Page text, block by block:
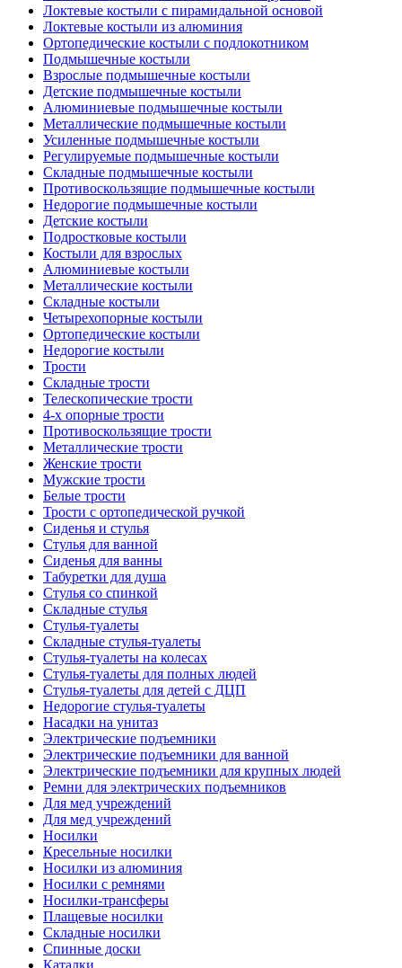
Локтевые костыли с пирамидальной основой
Локтевые костыли из алюминия
Ортопедические костыли с подлокотником
Подмышечные костыли
Взрослые подмышечные костыли
Детские подмышечные костыли
Алюминиевые подмышечные костыли
Металлические подмышечные костыли
Усиленные подмышечные костыли
Регулируемые подмышечные костыли
Складные подмышечные костыли
Противоскользящие подмышечные костыли
Недорогие подмышечные костыли
Детские костыли
Подростковые костыли
Костыли для взрослых
Алюминиевые костыли
Металлические костыли
Складные костыли
Четырехопорные костыли
Ортопедические костыли
Недорогие костыли
Трости
Складные трости
Телескопические трости
4-х опорные трости
Противоскользящие трости
Металлические трости
Женские трости
Мужские трости
Белые трости
Трости с ортопедической ручкой
Сиденья и стулья
Стулья для ванной
Сиденья для ванны
Табуретки для душа
Стулья со спинкой
Складные стулья
Стулья-туалеты
Складные стулья-туалеты
Стулья-туалеты на колесах
Стулья-туалеты для полных людей
Стулья-туалеты для детей с ДЦП
Недорогие стулья-туалеты
Насадки на унитаз
Электрические подъемники
Электрические подъемники для ванной
Электрические подъемники для крупных людей
Ремни для электрических подъемников
Для мед учреждений
Для мед учреждений
Носилки
Кресельные носилки
Носилки из алюминия
Носилки с ремнями
Носилки-трансферы
Плащевые носилки
Складные носилки
Спинные доски
Каталки